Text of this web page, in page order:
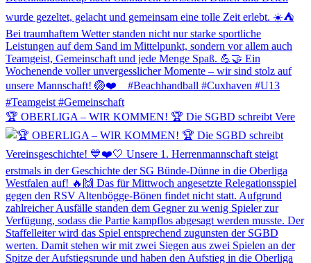
🏆 OBERLIGA – WIR KOMMEN! 🏆 Die SGBD schreibt Vere